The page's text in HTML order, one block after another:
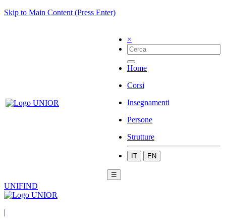
Skip to Main Content (Press Enter)
×
Home
Corsi
Insegnamenti
Persone
Strutture
IT EN
☰
UNIFIND
|